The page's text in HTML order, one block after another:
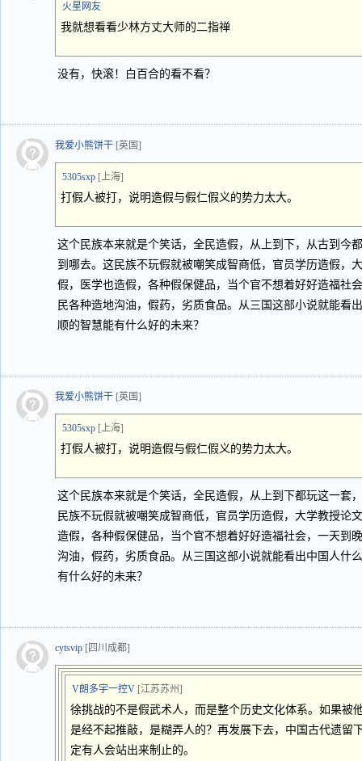
火星网友
我就想看看少林方丈大师的二指禅
没有，快滚！白百合的看不看？
我爱小熊饼干 [英国]
5305sxp [上海]
打假人被打，说明造假与假仁假义的势力太大。
这个民族本来就是个笑话，全民造假，从上到下，从古到今
到哪去。这民族不玩假就被嘲笑成智商低，官员学历造假，
假，医学也造假，各种假保健品，当个官不想着好好造福社
民各种造地沟油，假药，劣质食品。从三国这部小说就能看
顺的智慧能有什么好的未来？
我爱小熊饼干 [英国]
5305sxp [上海]
打假人被打，说明造假与假仁假义的势力太大。
这个民族本来就是个笑话，全民造假，从上到下都玩这一套
民族不玩假就被嘲笑成智商低，官员学历造假，大学教授论
造假，各种假保健品，当个官不想着好好造福社会，一天到
沟油，假药，劣质食品。从三国这部小说就能看出中国人什
有什么好的未来？
cytsvip [四川成都]
V朗多宇一控V [江苏苏州]
徐挑战的不是假武术人，而是整个历史文化体系。如果被
是经不起推敲，是糊弄人的？再发展下去，中国古代遗留
定有人会站出来制止的。